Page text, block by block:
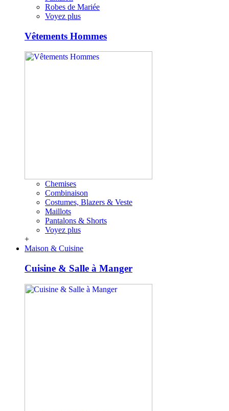
Robes de Mariée
Voyez plus
Vêtements Hommes
Chemises
Combinaison
Costumes, Blazers & Veste
Maillots
Pantalons & Shorts
Voyez plus
+
Maison & Cuisine
Cuisine & Salle à Manger